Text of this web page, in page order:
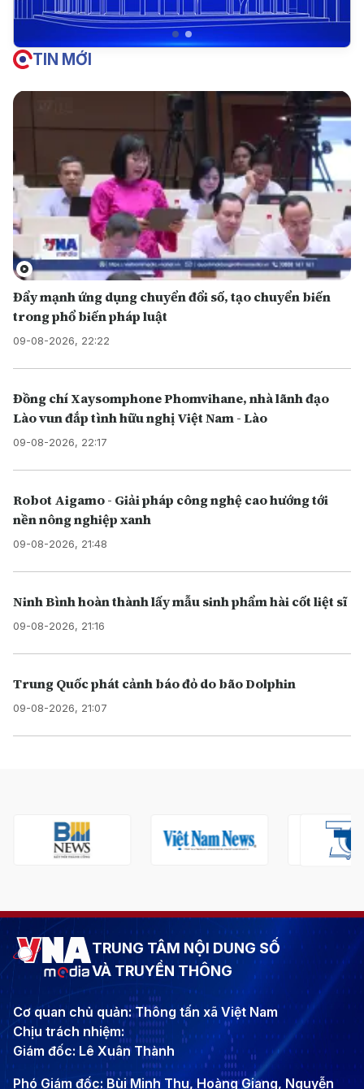
TIN MỚI
Đẩy mạnh ứng dụng chuyển đổi số, tạo chuyển biến
trong phổ biến pháp luật
09-08-2026, 22:22
Đồng chí Xaysomphone Phomvihane, nhà lãnh đạo
Lào vun đắp tình hữu nghị Việt Nam - Lào
09-08-2026, 22:17
Robot Aigamo - Giải pháp công nghệ cao hướng tới
nền nông nghiệp xanh
09-08-2026, 21:48
Ninh Bình hoàn thành lấy mẫu sinh phẩm hài cốt liệt sĩ
09-08-2026, 21:16
Trung Quốc phát cảnh báo đỏ do bão Dolphin
09-08-2026, 21:07
TRUNG TÂM NỘI DUNG SỐ
VÀ TRUYỀN THÔNG
Cơ quan chủ quản: Thông tấn xã Việt Nam
Chịu trách nhiệm:
Giám đốc: Lê Xuân Thành
Phó Giám đốc: Bùi Minh Thu, Hoàng Giang, Nguyễn